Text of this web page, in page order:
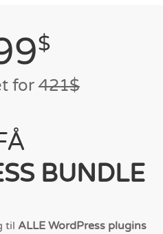
$
for 421$
BUNDLE
til ALLE WordPress plugins